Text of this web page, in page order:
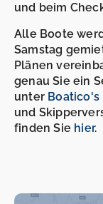
und beim
Alle Boote
Samstag
Plänen
genau Sie ein
unter Boatico's
und
finden Sie hier.